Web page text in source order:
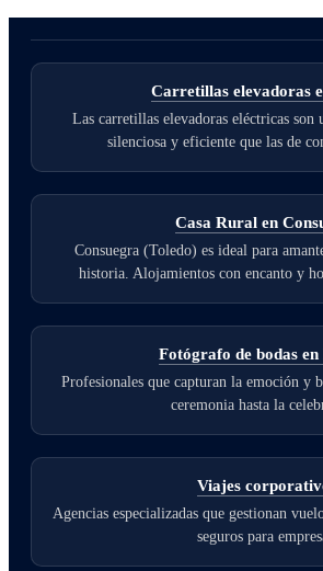
Carretillas elevadoras
Las carretillas elevadoras eléctricas son
silenciosa y eficiente que las de
Casa Rural en
Consuegra (Toledo) es ideal para
historia. Alojamientos con encanto y
Fotógrafo de bodas
Profesionales que capturan la emoción y
ceremonia hasta la
Viajes
Agencias especializadas que gestionan
seguros para